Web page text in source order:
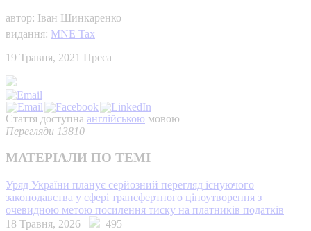
автор: Іван Шинкаренко
видання: MNE Tax
19 Травня, 2021 Преса
Стаття доступна англійською мовою
Перегляди 13810
МАТЕРІАЛИ ПО ТЕМІ
Уряд України планує серйозний перегляд існуючого
законодавства у сфері трансфертного ціноутворення з
очевидною метою посилення тиску на платників податків
18 Травня, 2026
495